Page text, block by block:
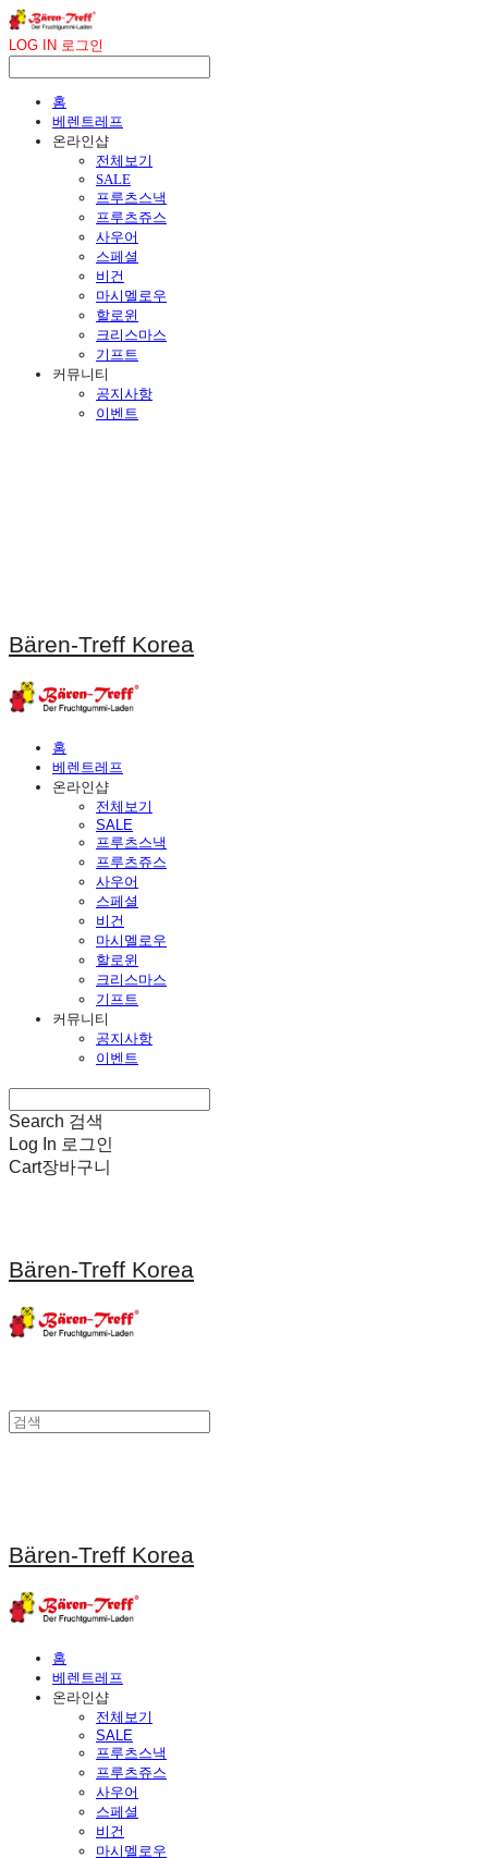
LOG IN 로그인
홈
베렌트레프
온라인샵
전체보기
SALE
프루츠스낵
프루츠쥬스
사우어
스페셜
비건
마시멜로우
할로윈
크리스마스
기프트
커뮤니티
공지사항
이벤트
Bären-Treff Korea
홈
베렌트레프
온라인샵
전체보기
SALE
프루츠스낵
프루츠쥬스
사우어
스페셜
비건
마시멜로우
할로윈
크리스마스
기프트
커뮤니티
공지사항
이벤트
Search 검색
Log In 로그인
Cart장바구니
Bären-Treff Korea
Bären-Treff Korea
홈
베렌트레프
온라인샵
전체보기
SALE
프루츠스낵
프루츠쥬스
사우어
스페셜
비건
마시멜로우